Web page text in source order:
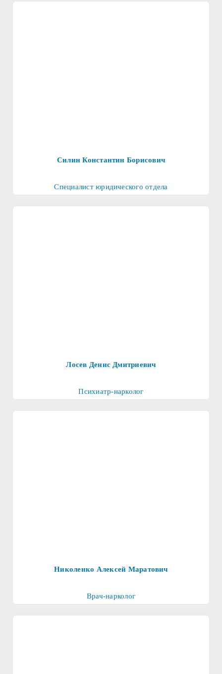
Силин Константин Борисович
Специалист юридического отдела
Лосев Денис Дмитриевич
Психиатр-нарколог
Николенко Алексей Маратович
Врач-нарколог